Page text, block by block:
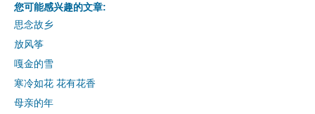
您可能感兴趣的文章:
思念故乡
放风筝
嘎金的雪
寒冷如花 花有花香
母亲的年